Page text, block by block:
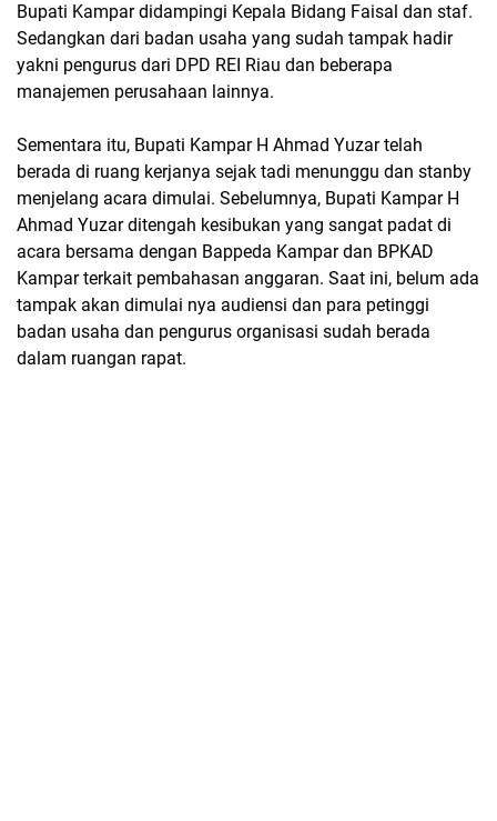
Bupati Kampar didampingi Kepala Bidang Faisal dan staf.
Sedangkan dari badan usaha yang sudah tampak hadir
yakni pengurus dari DPD REI Riau dan beberapa
manajemen perusahaan lainnya.
Sementara itu, Bupati Kampar H Ahmad Yuzar telah
berada di ruang kerjanya sejak tadi menunggu dan stanby
menjelang acara dimulai. Sebelumnya, Bupati Kampar H
Ahmad Yuzar ditengah kesibukan yang sangat padat di
acara bersama dengan Bappeda Kampar dan BPKAD
Kampar terkait pembahasan anggaran. Saat ini, belum ada
tampak akan dimulai nya audiensi dan para petinggi
badan usaha dan pengurus organisasi sudah berada
dalam ruangan rapat.